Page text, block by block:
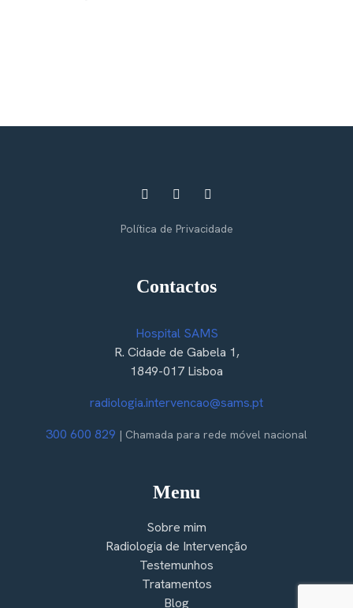
Política de Privacidade
Contactos
Hospital SAMS
R. Cidade de Gabela 1,
1849-017 Lisboa
radiologia.intervencao@sams.pt
300 600 829 | Chamada para rede móvel nacional
Menu
Sobre mim
Radiologia de Intervenção
Testemunhos
Tratamentos
Blog